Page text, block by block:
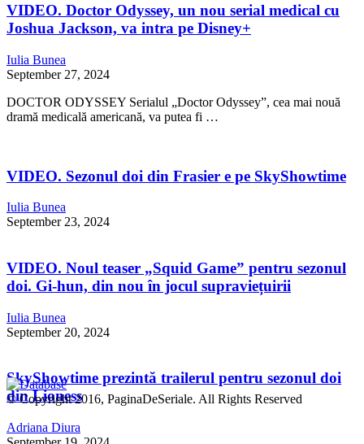
VIDEO. Doctor Odyssey, un nou serial medical cu
Joshua Jackson, va intra pe Disney+
Iulia Bunea
September 27, 2024
DOCTOR ODYSSEY Serialul „Doctor Odyssey”, cea mai nouă
dramă medicală americană, va putea fi …
VIDEO. Sezonul doi din Frasier e pe SkyShowtime
Iulia Bunea
September 23, 2024
VIDEO. Noul teaser „Squid Game” pentru sezonul
doi. Gi-hun, din nou în jocul supraviețuirii
Iulia Bunea
September 20, 2024
SkyShowtime prezintă trailerul pentru sezonul doi
din Lioness
Adriana Diura
© Copyright 2016, PaginaDeSeriale. All Rights Reserved